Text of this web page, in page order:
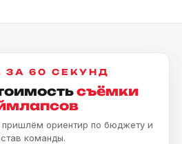
ЗА 60 СЕКУНД
съёмки
пришлём ориентир по бюджету и
команды.